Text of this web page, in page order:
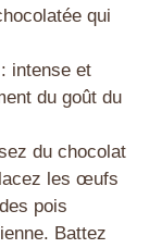
qui
intense et
du goût du
du chocolat
les œufs
pois
Battez